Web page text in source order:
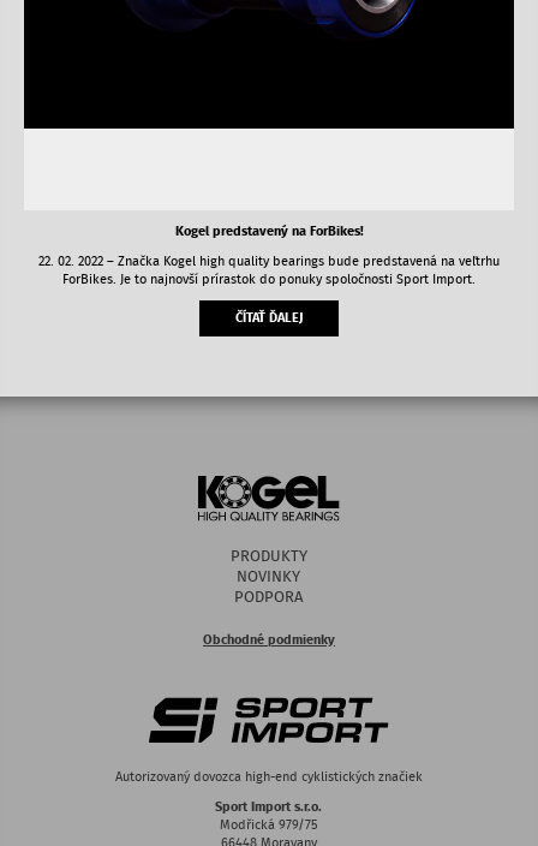
Kogel predstavený na ForBikes!
22. 02. 2022 – Značka Kogel high quality bearings bude predstavená na veľtrhu
ForBikes. Je to najnovší prírastok do ponuky spoločnosti Sport Import.
ČÍTAŤ ĎALEJ
PRODUKTY
NOVINKY
PODPORA
Obchodné podmienky
Autorizovaný dovozca high-end cyklistických značiek
Sport Import s.r.o.
Modřická 979/75